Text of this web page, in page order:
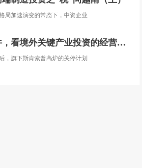
局加速演变的常态下，中资企业
境外关键产业投资的经营处置权风险
，旗下斯肯索普高炉的关停计划